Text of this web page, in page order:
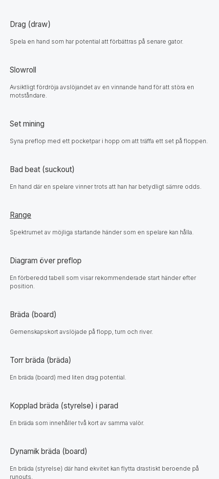
Drag (draw)
Spela en hand som har potential att förbättras på senare gator.
Slowroll
Avsiktligt fördröja avslöjandet av en vinnande hand för att störa en
motståndare.
Set mining
Syna preflop med ett pocketpar i hopp om att träffa ett set på floppen.
Bad beat (suckout)
En hand där en spelare vinner trots att han har betydligt sämre odds.
Range
Spektrumet av möjliga startande händer som en spelare kan hålla.
Diagram över preflop
En förberedd tabell som visar rekommenderade start händer efter
position.
Bräda (board)
Gemenskapskort avslöjade på flopp, turn och river.
Torr bräda (bräda)
En bräda (board) med liten drag potential.
Kopplad bräda (styrelse) i parad
En bräda som innehåller två kort av samma valör.
Dynamik bräda (board)
En bräda (styrelse) där hand ekvitet kan flytta drastiskt beroende på
runouts.